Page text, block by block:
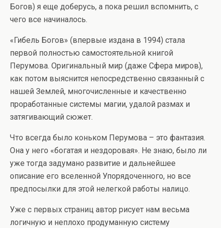
Богов) я еще доберусь, а пока решил вспомнить, с
чего все начиналось.
«Гибель Богов» (впервые издана в 1994) стала
первой полностью самостоятельной книгой
Перумова. Оригинальный мир (даже Сфера миров),
как потом выяснится непосредственно связанный с
нашей Землей, многочисленные и качественно
проработанные системы магии, удалой размах и
затягивающий сюжет.
Что всегда было коньком Перумова – это фантазия.
Она у него «богатая и нездоровая». Не знаю, было ли
уже тогда задумано развитие и дальнейшее
описание его вселенной Упорядоченного, но все
предпосылки для этой нелегкой работы налицо.
Уже с первых страниц автор рисует нам весьма
логичную и неплохо продуманную систему